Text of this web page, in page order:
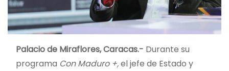
Palacio de Miraflores, Caracas.- Durante su
programa Con Maduro +,el jefe de Estado y